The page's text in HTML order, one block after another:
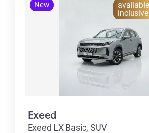
New
avaliable
inclusive
Exeed
Exeed LX Basic, SUV